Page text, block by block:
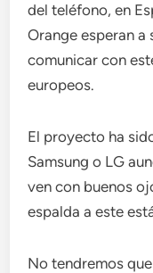
del teléfono, en
Orange esperan a
comunicar con
europeos.
El proyecto ha
Samsung o LG
ven con buenos
espalda a este
No tendremos